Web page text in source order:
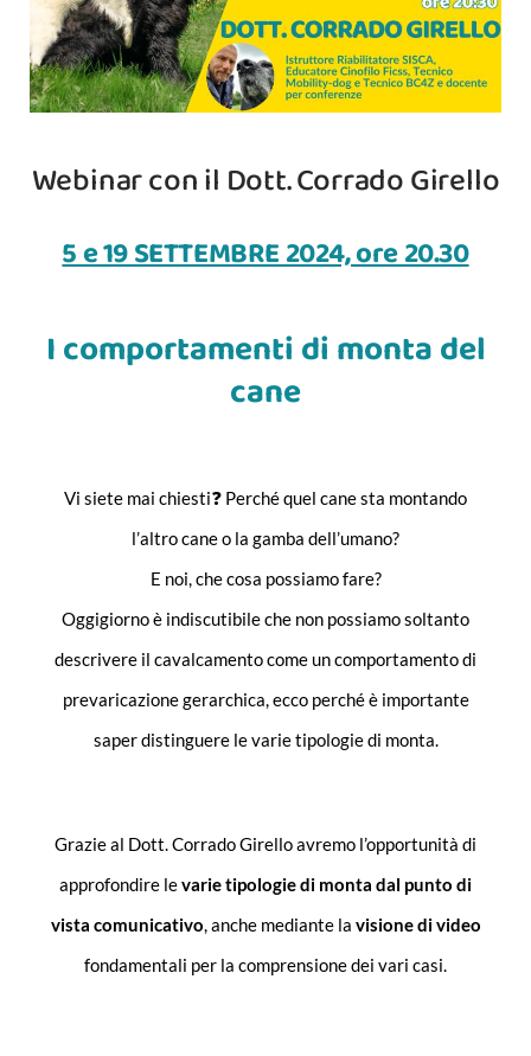
Webinar con il Dott. Corrado Girello
5 e 19 SETTEMBRE 2024, ore 20.30
I comportamenti di monta del
cane
Vi siete mai chiesti❓ Perché quel cane sta montando
l’altro cane o la gamba dell’umano?
E noi, che cosa possiamo fare?
Oggigiorno è indiscutibile che non possiamo soltanto
descrivere il cavalcamento come un comportamento di
prevaricazione gerarchica, ecco perché è importante
saper distinguere le varie tipologie di monta.
Grazie al Dott. Corrado Girello avremo l’opportunità di
approfondire levarie tipologie di monta dal punto di
vista comunicativo, anche mediante la visione di video
fondamentali per la comprensione dei vari casi.